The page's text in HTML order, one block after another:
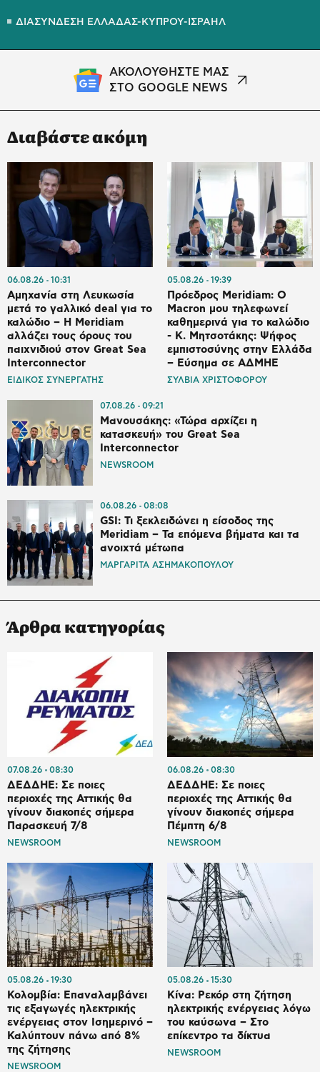
ΔΙΑΣΥΝΔΕΣΗ ΕΛΛΑΔΑΣ-ΚΥΠΡΟΥ-ΙΣΡΑΗΛ
ΑΚΟΛΟΥΘΗΣΤΕ ΜΑΣ
ΣΤΟ GOOGLE NEWS
Διαβάστε ακόμη
06.08.26 10:31
Αμηχανία στη Λευκωσία
μετά το γαλλικό deal για το
καλώδιο – Η Meridiam
αλλάζει τους όρους του
παιχνιδιού στον Great Sea
Interconnector
ΕΙΔΙΚΟΣ ΣΥΝΕΡΓΑΤΗΣ
05.08.26 19:39
Πρόεδρος Meridiam: Ο
Macron μου τηλεφωνεί
καθημερινά για το καλώδιο
- K. Μητσοτάκης: Ψήφος
εμπιστοσύνης στην Ελλάδα
– Εύσημα σε ΑΔΜΗΕ
ΣΥΛΒΙΑ ΧΡΙΣΤΟΦΟΡΟΥ
07.08.26 09:21
Μανουσάκης: «Τώρα αρχίζει η
κατασκευή» του Great Sea
Interconnector
NEWSROOM
06.08.26 08:08
GSI: Τι ξεκλειδώνει η είσοδος της
Meridiam – Τα επόμενα βήματα και τα
ανοιχτά μέτωπα
ΜΑΡΓΑΡΙΤΑ ΑΣΗΜΑΚΟΠΟΥΛΟΥ
Άρθρα κατηγορίας
07.08.26 08:30
ΔΕΔΔΗΕ: Σε ποιες
περιοχές της Αττικής θα
γίνουν διακοπές σήμερα
Παρασκευή 7/8
NEWSROOM
06.08.26 08:30
ΔΕΔΔΗΕ: Σε ποιες
περιοχές της Αττικής θα
γίνουν διακοπές σήμερα
Πέμπτη 6/8
NEWSROOM
05.08.26 19:30
Κολομβία: Επαναλαμβάνει
τις εξαγωγές ηλεκτρικής
ενέργειας στον Ισημερινό –
Καλύπτουν πάνω από 8%
της ζήτησης
NEWSROOM
05.08.26 15:30
Κίνα: Ρεκόρ στη ζήτηση
ηλεκτρικής ενέργειας λόγω
του καύσωνα – Στο
επίκεντρο τα δίκτυα
NEWSROOM